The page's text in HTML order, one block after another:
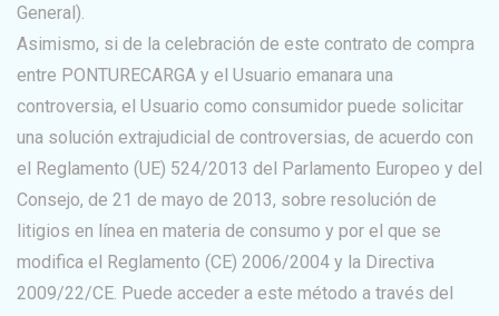
General).
Asimismo, si de la celebración de este contrato de compra
entre PONTURECARGA y el Usuario emanara una
controversia, el Usuario como consumidor puede solicitar
una solución extrajudicial de controversias, de acuerdo con
el Reglamento (UE) 524/2013 del Parlamento Europeo y del
Consejo, de 21 de mayo de 2013, sobre resolución de
litigios en línea en materia de consumo y por el que se
modifica el Reglamento (CE) 2006/2004 y la Directiva
2009/22/CE. Puede acceder a este método a través del